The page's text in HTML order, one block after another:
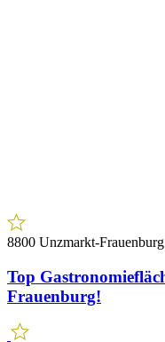
8800 Unzmarkt-Frauenburg
Top
Frauenburg!